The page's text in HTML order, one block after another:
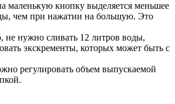
маленькую кнопку выделяется меньшее
чем при нажатии на большую. Это
не нужно сливать 12 литров воды,
экскременты, которых может быть с
регулировать объем выпускаемой